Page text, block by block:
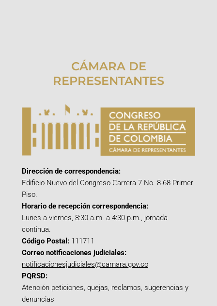
CÁMARA DE
REPRESENTANTES
Dirección de correspondencia:
Edificio Nuevo del Congreso Carrera 7 No. 8-68 Primer
Piso.
Horario de recepción correspondencia:
Lunes a viernes, 8:30 a.m. a 4:30 p.m., jornada
continua.
Código Postal: 111711
Correo notificaciones judiciales:
notificacionesjudiciales@camara.gov.co
PQRSD:
Atención peticiones, quejas, reclamos, sugerencias y
denuncias